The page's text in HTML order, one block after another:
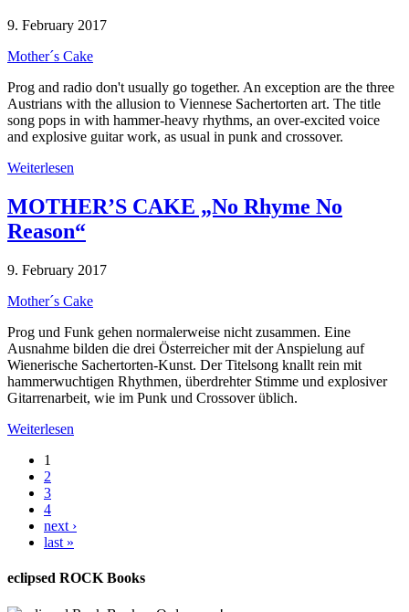
9. February 2017
Mother´s Cake
Prog and radio don't usually go together. An exception are the three
Austrians with the allusion to Viennese Sachertorten art. The title
song pops in with hammer-heavy rhythms, an over-excited voice
and explosive guitar work, as usual in punk and crossover.
Weiterlesen
MOTHER’S CAKE „No Rhyme No
Reason“
9. February 2017
Mother´s Cake
Prog und Funk gehen normalerweise nicht zusammen. Eine
Ausnahme bilden die drei Österreicher mit der Anspielung auf
Wienerische Sachertorten-Kunst. Der Titelsong knallt rein mit
hammerwuchtigen Rhythmen, überdrehter Stimme und explosiver
Gitarrenarbeit, wie im Punk und Crossover üblich.
Weiterlesen
1
2
3
4
next ›
last »
eclipsed ROCK Books